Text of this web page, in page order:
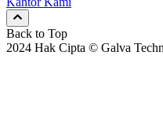
Back to Top
2024 Hak Cipta © Galva